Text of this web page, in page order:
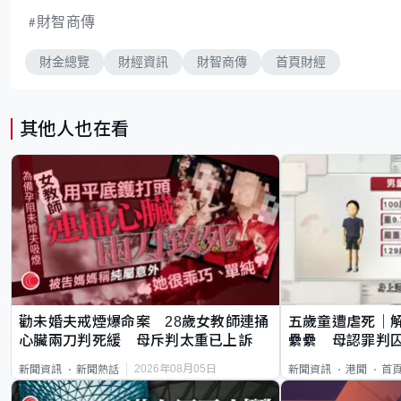
財智商傳
財金總覽 財經資訊 財智商傳 首頁財經
其他人也在看
勸未婚夫戒煙爆命案 28歲女教師連捅
心臟兩刀判死緩 母斥判太重已上訴
新聞資訊 新聞熱話 2026年08月05日
五歲童遭虐死｜
纍纍 母認罪判
新聞資訊 港聞 首